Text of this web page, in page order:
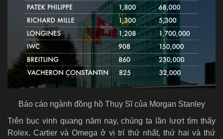
Báo cáo ngành đồng hồ Thụy Sĩ của Morgan Stanley
Trên bục vinh quang năm nay, chúng ta lần lượt tìm thấy
Rolex, Cartier và Omega ở vị trí thứ nhất, thứ hai và thứ